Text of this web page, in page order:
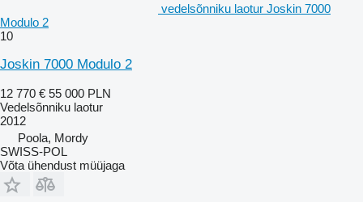
vedelsõnniku laotur Joskin 7000
Modulo 2
10
Joskin 7000 Modulo 2
12 770 € 55 000 PLN
Vedelsõnniku laotur
2012
Poola, Mordy
SWISS-POL
Võta ühendust müüjaga